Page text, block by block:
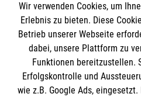
SGB XI). Dazu müssen die
bei der persönlichen
(Krankenkasse) angeben.
Der Kurs kann jederzeit
unterbrochen und wieder
Leiter
Dienste/
Tel.0861
Nachricht
Wir verwenden Cookies, um
Erlebnis zu bieten. Diese
Betrieb unserer Webseite
dabei, unsere Plattform zu
Funktionen bereitzustellen.
Erfolgskontrolle und
wie z.B. Google Ads,